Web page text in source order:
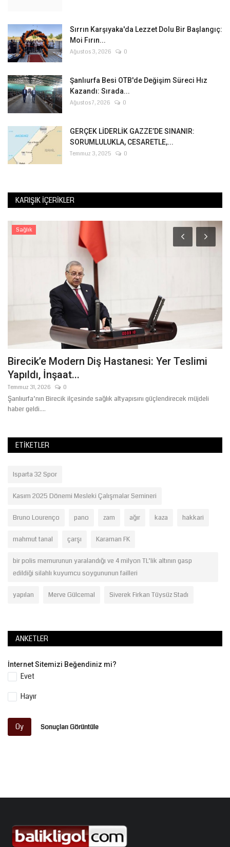
Sırrın Karşıyaka'da Lezzet Dolu Bir Başlangıç:
Moi Fırın...
Ağustos 3, 2026 0
Şanlıurfa Besi OTB'de Değişim Süreci Hız
Kazandı: Sırada...
Ağustos 7, 2026 0
GERÇEK LİDERLİK GAZZE’DE SINANIR:
SORUMLULUKLA, CESARETLE,...
Temmuz 3, 2025 0
KARIŞIK İÇERIKLER
Sağlık
Birecik’e Modern Diş Hastanesi: Yer Teslimi
Yapıldı, İnşaat...
Temmuz 31, 2026 0
Şanlıurfa’nın Birecik ilçesinde sağlık altyapısını güçlendirecek müjdeli
haber geldi....
ETIKETLER
Isparta 32 Spor
Kasım 2025 Dönemi Mesleki Çalışmalar Semineri
Bruno Lourenço pano zam ağır kaza hakkari
mahmut tanal çarşı Karaman FK
bir polis memurunun yaralandığı ve 4 milyon TL’lik altının gasp
edildiği silahlı kuyumcu soygununun failleri
yapılan Merve Gülcemal Siverek Firkan Tüysüz Stadı
ANKETLER
İnternet Sitemizi Beğendiniz mi?
Evet
Hayır
Oy Sonuçları Görüntüle